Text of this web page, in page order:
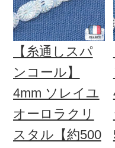
【糸通しスパ
ンコール】
4mm ソレイユ
オーロラクリ
スタル【約500